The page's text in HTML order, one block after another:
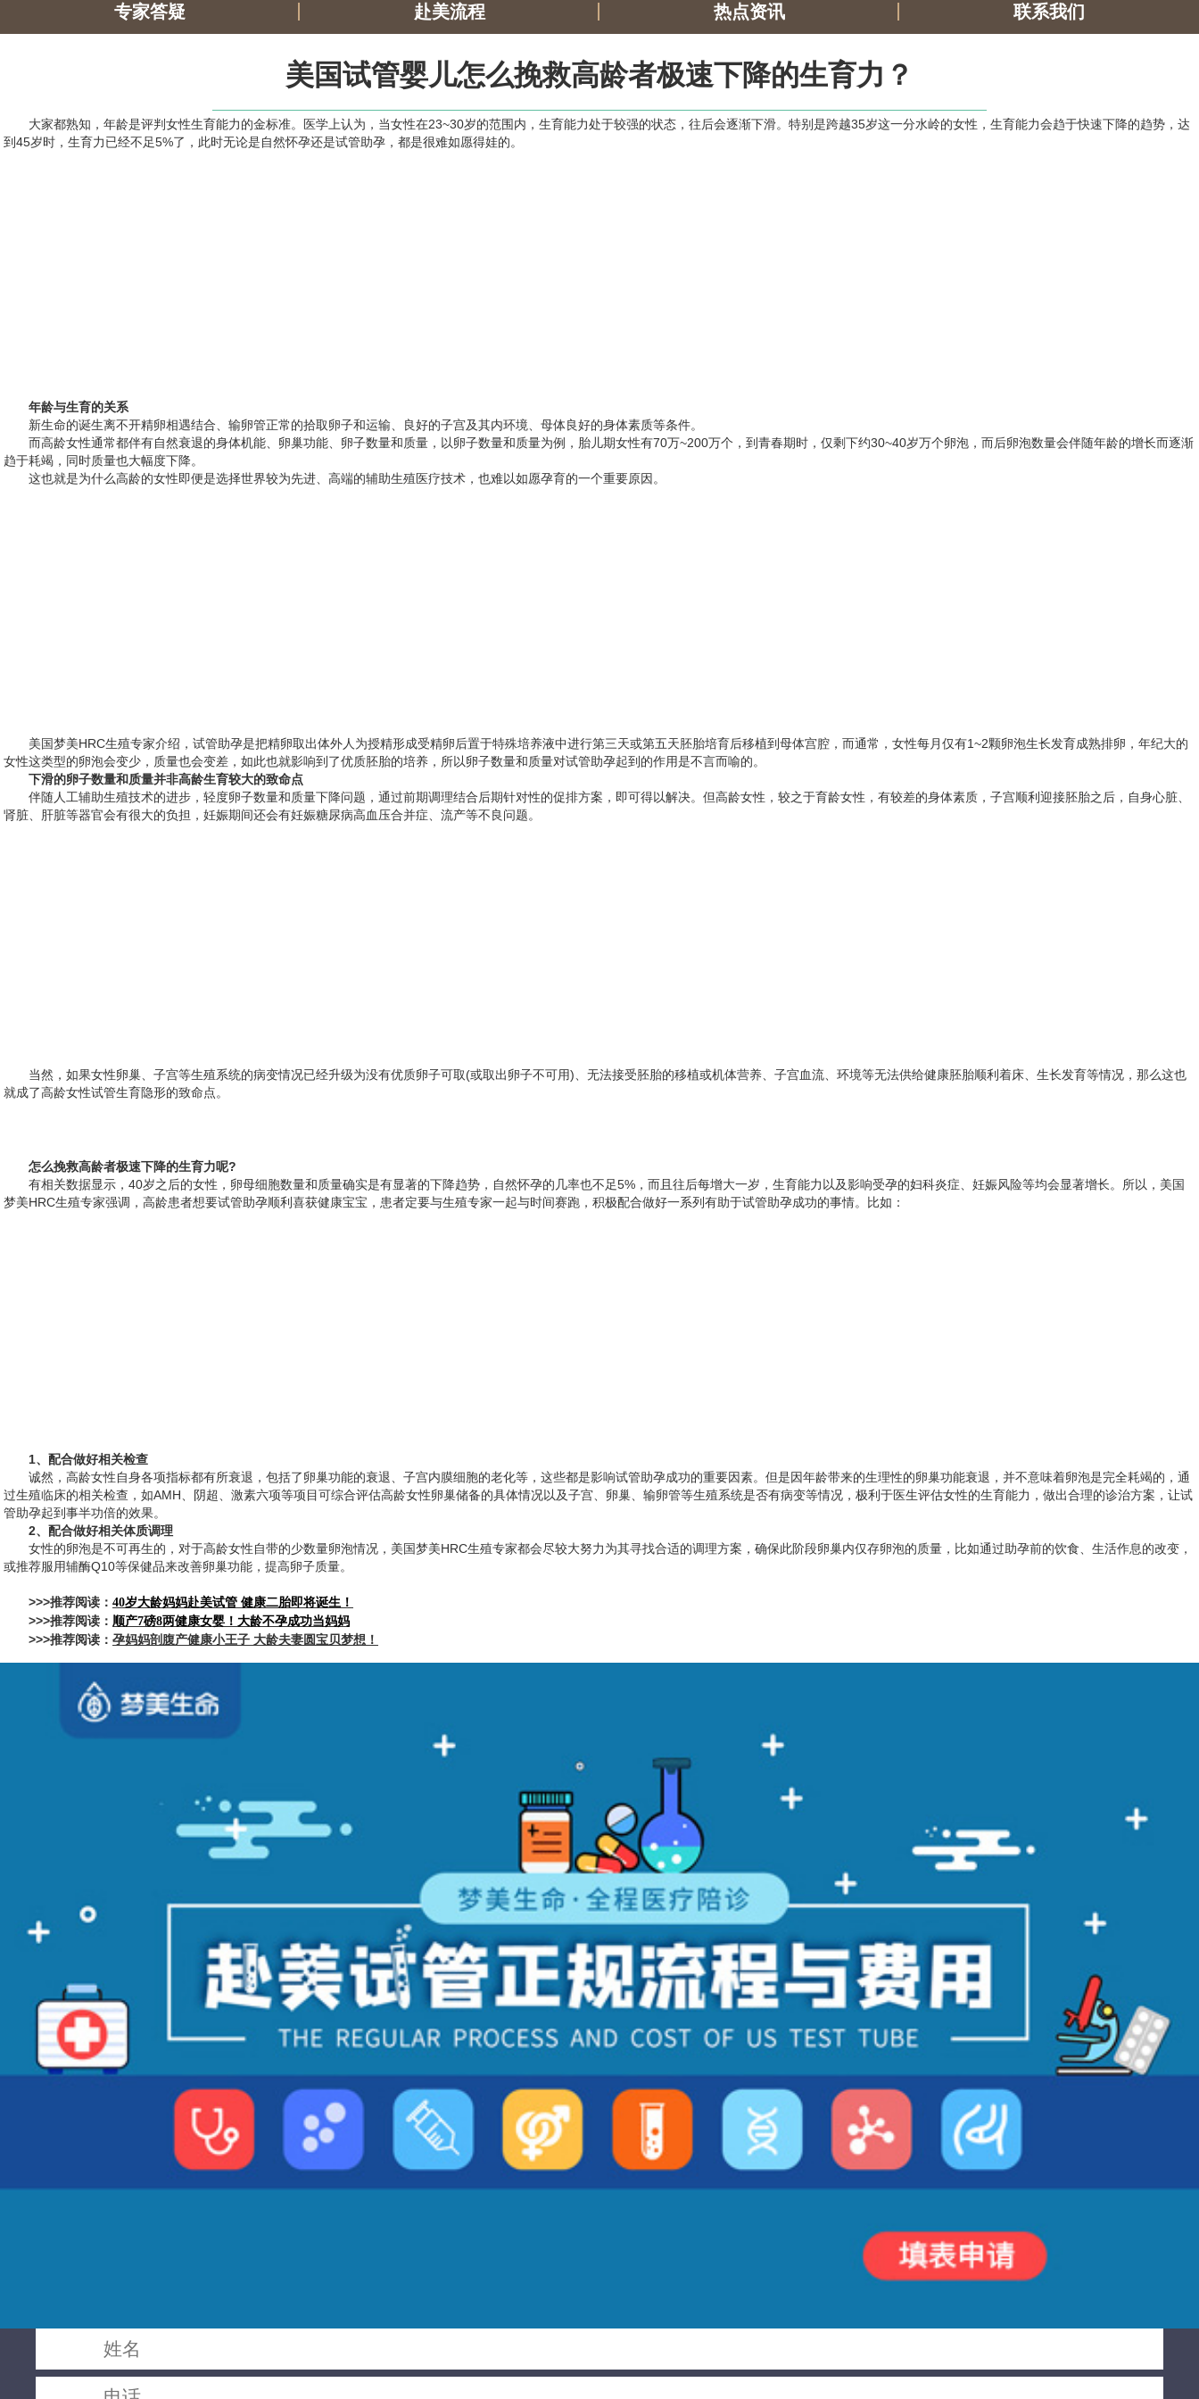
专家答疑 赴美流程 热点资讯 联系我们
美国试管婴儿怎么挽救高龄者极速下降的生育力？
大家都熟知，年龄是评判女性生育能力的金标准。医学上认为，当女性在23~30岁的范围内，生育能力处于较强的状态，往后会逐渐下滑。特别是跨越35岁这一分水岭的女性，生育能力会趋于快速下降的趋势，达
到45岁时，生育力已经不足5%了，此时无论是自然怀孕还是试管助孕，都是很难如愿得娃的。
年龄与生育的关系
新生命的诞生离不开精卵相遇结合、输卵管正常的拾取卵子和运输、良好的子宫及其内环境、母体良好的身体素质等条件。
而高龄女性通常都伴有自然衰退的身体机能、卵巢功能、卵子数量和质量，以卵子数量和质量为例，胎儿期女性有70万~200万个，到青春期时，仅剩下约30~40岁万个卵泡，而后卵泡数量会伴随年龄的增长而逐渐
趋于耗竭，同时质量也大幅度下降。
这也就是为什么高龄的女性即便是选择世界较为先进、高端的辅助生殖医疗技术，也难以如愿孕育的一个重要原因。
美国梦美HRC生殖专家介绍，试管助孕是把精卵取出体外人为授精形成受精卵后置于特殊培养液中进行第三天或第五天胚胎培育后移植到母体宫腔，而通常，女性每月仅有1~2颗卵泡生长发育成熟排卵，年纪大的
女性这类型的卵泡会变少，质量也会变差，如此也就影响到了优质胚胎的培养，所以卵子数量和质量对试管助孕起到的作用是不言而喻的。
下滑的卵子数量和质量并非高龄生育较大的致命点
伴随人工辅助生殖技术的进步，轻度卵子数量和质量下降问题，通过前期调理结合后期针对性的促排方案，即可得以解决。但高龄女性，较之于育龄女性，有较差的身体素质，子宫顺利迎接胚胎之后，自身心脏、
肾脏、肝脏等器官会有很大的负担，妊娠期间还会有妊娠糖尿病高血压合并症、流产等不良问题。
当然，如果女性卵巢、子宫等生殖系统的病变情况已经升级为没有优质卵子可取(或取出卵子不可用)、无法接受胚胎的移植或机体营养、子宫血流、环境等无法供给健康胚胎顺利着床、生长发育等情况，那么这也
就成了高龄女性试管生育隐形的致命点。
怎么挽救高龄者极速下降的生育力呢?
有相关数据显示，40岁之后的女性，卵母细胞数量和质量确实是有显著的下降趋势，自然怀孕的几率也不足5%，而且往后每增大一岁，生育能力以及影响受孕的妇科炎症、妊娠风险等均会显著增长。所以，美国
梦美HRC生殖专家强调，高龄患者想要试管助孕顺利喜获健康宝宝，患者定要与生殖专家一起与时间赛跑，积极配合做好一系列有助于试管助孕成功的事情。比如：
1、配合做好相关检查
诚然，高龄女性自身各项指标都有所衰退，包括了卵巢功能的衰退、子宫内膜细胞的老化等，这些都是影响试管助孕成功的重要因素。但是因年龄带来的生理性的卵巢功能衰退，并不意味着卵泡是完全耗竭的，通
过生殖临床的相关检查，如AMH、阴超、激素六项等项目可综合评估高龄女性卵巢储备的具体情况以及子宫、卵巢、输卵管等生殖系统是否有病变等情况，极利于医生评估女性的生育能力，做出合理的诊治方案，让试
管助孕起到事半功倍的效果。
2、配合做好相关体质调理
女性的卵泡是不可再生的，对于高龄女性自带的少数量卵泡情况，美国梦美HRC生殖专家都会尽较大努力为其寻找合适的调理方案，确保此阶段卵巢内仅存卵泡的质量，比如通过助孕前的饮食、生活作息的改变，
或推荐服用辅酶Q10等保健品来改善卵巢功能，提高卵子质量。
>>>推荐阅读： 40岁大龄妈妈赴美试管 健康二胎即将诞生！
>>>推荐阅读： 顺产7磅8两健康女婴！大龄不孕成功当妈妈
>>>推荐阅读： 孕妈妈剖腹产健康小王子 大龄夫妻圆宝贝梦想！